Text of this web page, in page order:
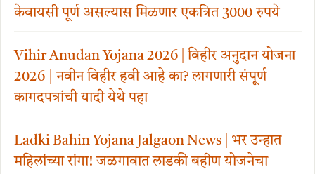
केवायसी पूर्ण असल्यास मिळणार एकत्रित 3000 रुपये
Vihir Anudan Yojana 2026 | विहीर अनुदान योजना
2026 | नवीन विहीर हवी आहे का? लागणारी संपूर्ण
कागदपत्रांची यादी येथे पहा
Ladki Bahin Yojana Jalgaon News | भर उन्हात
महिलांच्या रांगा! जळगावात लाडकी बहीण योजनेचा